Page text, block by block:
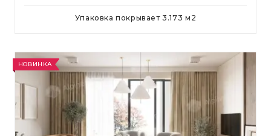
Упаковка покрывает3.173 м 2
НОВИНКА